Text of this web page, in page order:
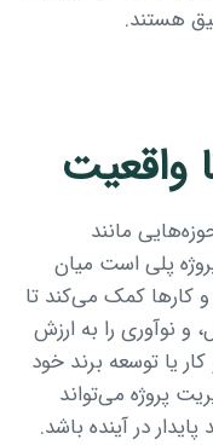
هستند.
واقعیت
مانند
پلی است میان
کارها کمک می‌کند تا
و نوآوری را به ارزش
یا توسعه برند خود
پروژه می‌تواند
در آینده باشد.